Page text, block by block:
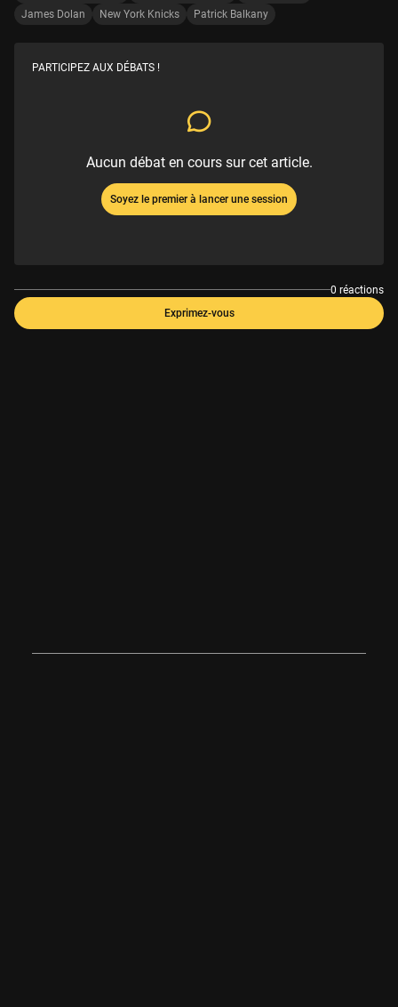
James Dolan
New York Knicks Patrick Balkany
PARTICIPEZ AUX DÉBATS !
Aucun débat en cours sur cet article.
Soyez le premier à lancer une session
0 réactions
Exprimez-vous